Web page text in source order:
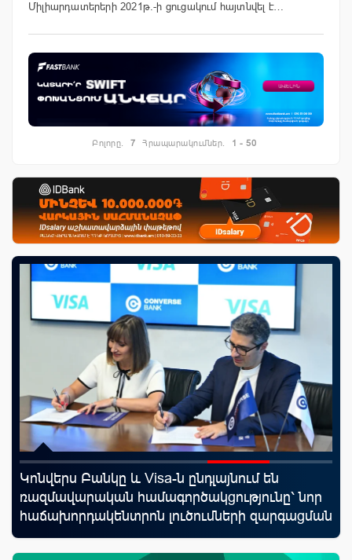
Միլիարդատերերի 2021թ.-ի ցուցակում հայտնվել է…
Բոլորը. 7 Հրապարակումներ. 1 - 50
Կոնվերս Բանկը և Visa-ն ընդլայնում են
ռազմավարական համագործակցությունը՝ նոր
հաճախորդակենտրոն լուծումների զարգացման
նպատակով